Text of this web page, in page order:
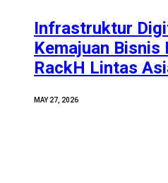
Infrastruktur
Kemajuan Bisnis
RackH Lintas
MAY 27, 2026